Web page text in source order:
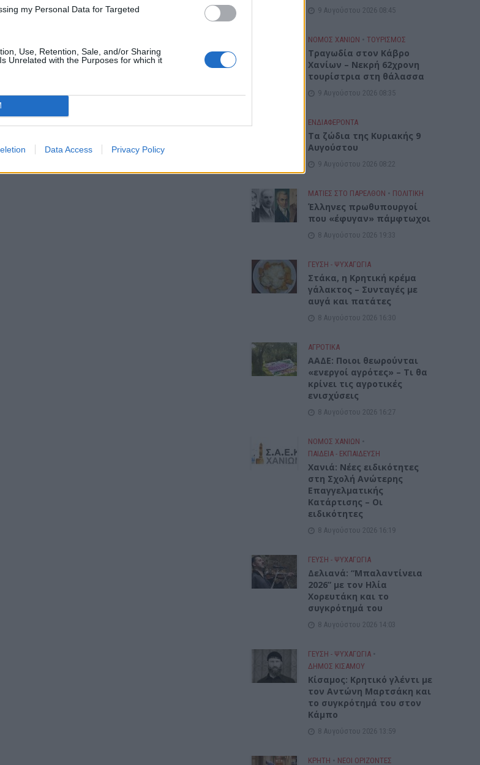
my Personal Data for Targeted
Use, Retention, Sale, and/or Sharing
Unrelated with the Purposes for which it
Data Access Privacy Policy
9 Αυγούστου 2026 08:45
ΝΟΜΌΣ ΧΑΝΊΩΝ • ΤΟΥΡΙΣΜΟΣ
Τραγωδία στον Κάβρο
Χανίων – Νεκρή 62χρονη
τουρίστρια στη θάλασσα
9 Αυγούστου 2026 08:35
ΕΝΔΙΑΦΕΡΟΝΤΑ
Τα ζώδια της Κυριακής 9
Αυγούστου
9 Αυγούστου 2026 08:22
ΜΑΤΙΕΣ ΣΤΟ ΠΑΡΕΛΘΟΝ • ΠΟΛΙΤΙΚΗ
Έλληνες πρωθυπουργοί
που «έφυγαν» πάμφτωχοι
8 Αυγούστου 2026 19:33
ΓΕΎΣΗ - ΨΥΧΑΓΩΓΊΑ
Στάκα, η Κρητική κρέμα
γάλακτος – Συνταγές με
αυγά και πατάτες
8 Αυγούστου 2026 16:30
ΑΓΡΟΤΙΚΑ
ΑΑΔΕ: Ποιοι θεωρούνται
«ενεργοί αγρότες» – Τι θα
κρίνει τις αγροτικές
ενισχύσεις
8 Αυγούστου 2026 16:27
ΝΟΜΌΣ ΧΑΝΊΩΝ •
ΠΑΙΔΕΙΑ - ΕΚΠΑΙΔΕΥΣΗ
Χανιά: Νέες ειδικότητες
στη Σχολή Ανώτερης
Επαγγελματικής
Κατάρτισης – Οι
ειδικότητες
8 Αυγούστου 2026 16:19
ΓΕΎΣΗ - ΨΥΧΑΓΩΓΊΑ
Δελιανά: “Μπαλαντίνεια
2026” με τον Ηλία
Χορευτάκη και το
συγκρότημά του
8 Αυγούστου 2026 14:03
ΓΕΎΣΗ - ΨΥΧΑΓΩΓΊΑ •
ΔΉΜΟΣ ΚΙΣΆΜΟΥ
Kίσαμος: Κρητικό γλέντι με
τον Αντώνη Μαρτσάκη και
το συγκρότημά του στον
Κάμπο
8 Αυγούστου 2026 13:59
ΚΡΗΤΗ • ΝΕΟΙ ΟΡΙΖΟΝΤΕΣ